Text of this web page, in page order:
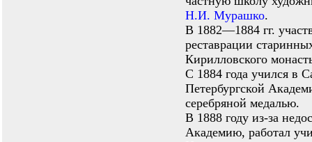
Н.И. Мурашко.
В 1882—1884 гг.
реставрации
Кирилловского
С 1884 года учился в
Петербургской
серебряной медалью.
В 1888 году из-за
Академию, работал